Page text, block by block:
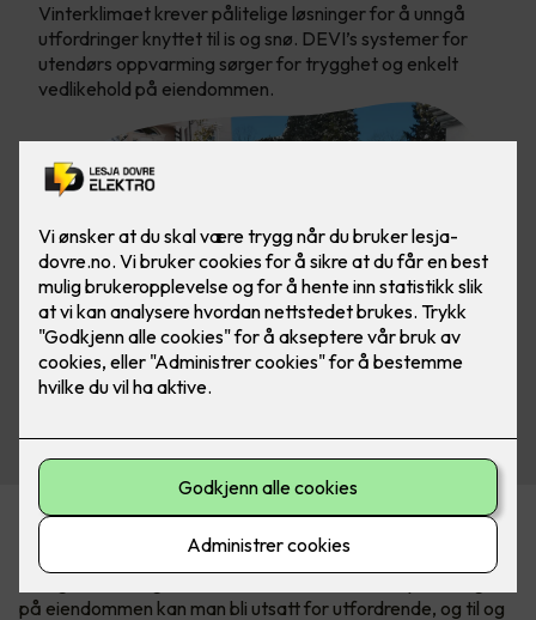
Vinterklimaet krever pålitelige løsninger for å unngå
utfordringer knyttet til is og snø. DEVI’s systemer for
utendørs oppvarming sørger for trygghet og enkelt
vedlikehold på eiendommen.
En trygg og mer komfortabel vinter
på eiendommen kan man bli utsatt for utfordrende, og til og